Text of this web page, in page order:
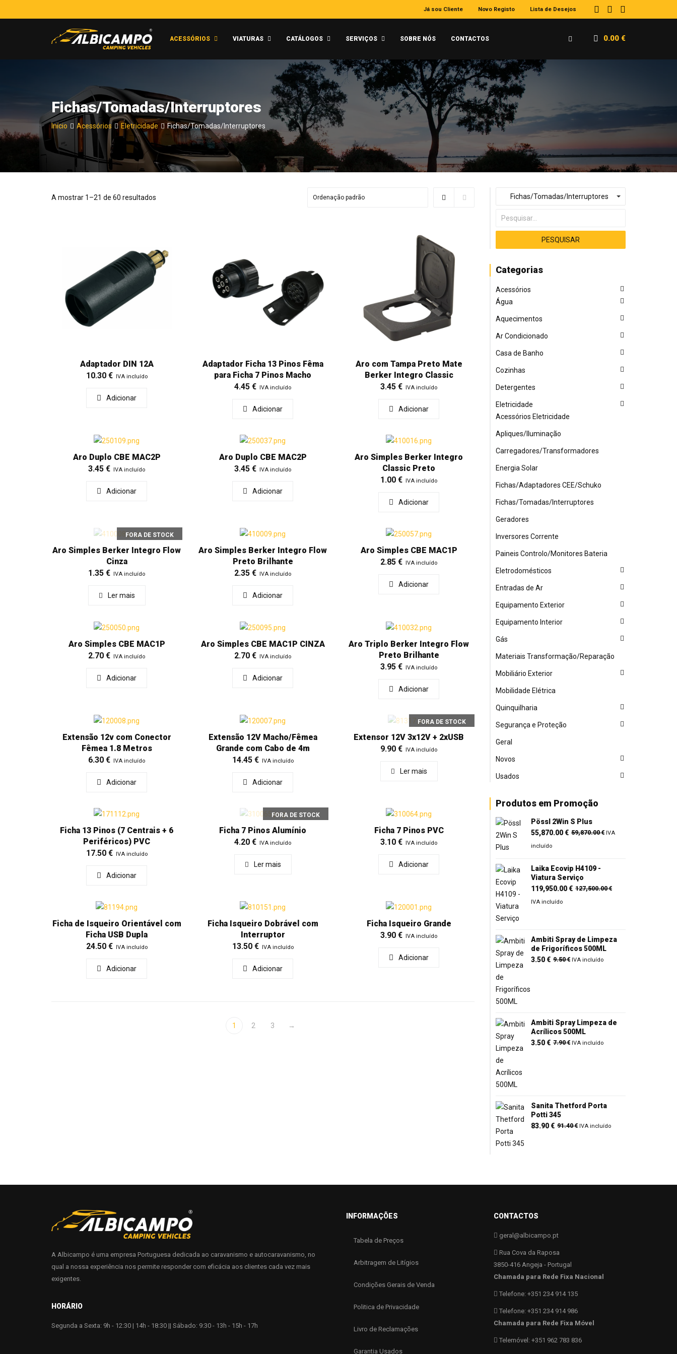
Já sou Cliente Novo Registo Lista de Desejos
ACESSÓRIOS VIATURAS CATÁLOGOS SERVIÇOS SOBRE NÓS CONTACTOS 0.00 €
Fichas/Tomadas/Interruptores
Início Acessórios Eletricidade Fichas/Tomadas/Interruptores
A mostrar 1–21 de 60 resultados
Adaptador DIN 12A
10.30 € IVA incluído
Adicionar
Adaptador Ficha 13 Pinos Fêma
para Ficha 7 Pinos Macho
4.45€ IVA incluído
Adicionar
Aro com Tampa Preto Mate
Berker Integro Classic
3.45€ IVA incluído
Adicionar
Aro Duplo CBE MAC2P
3.45€ IVA incluído
Adicionar
Aro Duplo CBE MAC2P
3.45€ IVA incluído
Adicionar
Aro Simples Berker Integro
Classic Preto
1.00€ IVA incluído
Adicionar
FORA DE STOCK
Aro Simples Berker Integro Flow
Cinza
1.35€ IVA incluído
Ler mais
Aro Simples Berker Integro Flow
Preto Brilhante
2.35€ IVA incluído
Adicionar
Aro Simples CBE MAC1P
2.85€ IVA incluído
Adicionar
Aro Simples CBE MAC1P
2.70€ IVA incluído
Adicionar
Aro Simples CBE MAC1P CINZA
2.70€ IVA incluído
Adicionar
Aro Triplo Berker Integro Flow
Preto Brilhante
3.95€ IVA incluído
Adicionar
Extensão 12v com Conector
Fêmea 1.8 Metros
6.30€ IVA incluído
Adicionar
Extensão 12V Macho/Fêmea
Grande com Cabo de 4m
14.45 € IVA incluído
Adicionar
FORA DE STOCK
Extensor 12V 3x12V + 2xUSB
9.90€ IVA incluído
Ler mais
Ficha 13 Pinos (7 Centrais + 6
Periféricos) PVC
17.50 € IVA incluído
Adicionar
FORA DE STOCK
Ficha 7 Pinos Alumínio
4.20€ IVA incluído
Ler mais
Ficha 7 Pinos PVC
3.10€ IVA incluído
Adicionar
Ficha de Isqueiro Orientável com
Ficha USB Dupla
24.50 € IVA incluído
Adicionar
Ficha Isqueiro Dobrável com
Interruptor
13.50 € IVA incluído
Adicionar
Ficha Isqueiro Grande
3.90€ IVA incluído
Adicionar
1 2 3 →
Categorias
Acessórios
Água
Aquecimentos
Ar Condicionado
Casa de Banho
Cozinhas
Detergentes
Eletricidade
Acessórios Eletricidade
Apliques/Iluminação
Carregadores/Transformadores
Energia Solar
Fichas/Adaptadores CEE/Schuko
Fichas/Tomadas/Interruptores
Geradores
Inversores Corrente
Paineis Controlo/Monitores Bateria
Eletrodomésticos
Entradas de Ar
Equipamento Exterior
Equipamento Interior
Gás
Materiais Transformação/Reparação
Mobiliário Exterior
Mobilidade Elétrica
Quinquilharia
Segurança e Proteção
Geral
Novos
Usados
Produtos em Promoção
Pössl 2Win S Plus
59,870.00€ O
55,870.00€
O
IVA
incluído
Laika Ecovip H4109 -
Viatura Serviço
127,500.00€O
119,950.00€
O
IVA incluído
Ambiti Spray de Limpeza
de Frigoríficos 500ML
9.50€ O
3.50€
O
IVA incluído
Ambiti Spray Limpeza de
Acrílicos 500ML
7.90€ O
3.50€
O
IVA incluído
Sanita Thetford Porta
Potti 345
91.40€ O
83.90€
O
IVA incluído
A Albicampo é uma empresa Portuguesa dedicada ao caravanismo e autocaravanismo, no
qual a nossa experiência nos permite responder com eficácia aos clientes cada vez mais
exigentes.
HORÁRIO
Segunda a Sexta: 9h - 12:30 | 14h - 18:30 || Sábado: 9:30 - 13h - 15h - 17h
INFORMAÇÕES
Tabela de Preços
Arbitragem de Litígios
Condições Gerais de Venda
Politica de Privacidade
Livro de Reclamações
Garantia Usados
CONTACTOS
geral@albicampo.pt
Rua Cova da Raposa
3850-416 Angeja - Portugal
Chamada para Rede Fixa Nacional
Telefone: +351 234 914 135
Telefone: +351 234 914 986
Chamada para Rede Fixa Móvel
Telemóvel: +351 962 783 836